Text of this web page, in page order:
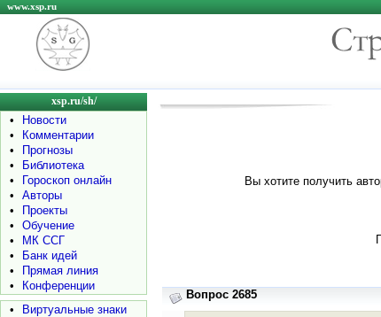
www.xsp.ru
xsp.ru/sh/
•
Новости
•
Комментарии
•
Прогнозы
•
Библиотека
•
Гороскоп онлайн
•
Авторы
•
Проекты
•
Обучение
•
МК ССГ
•
Банк идей
•
Прямая линия
•
Конференции
•
Виртуальные знаки
Вы хотите получить
Вопрос 2685